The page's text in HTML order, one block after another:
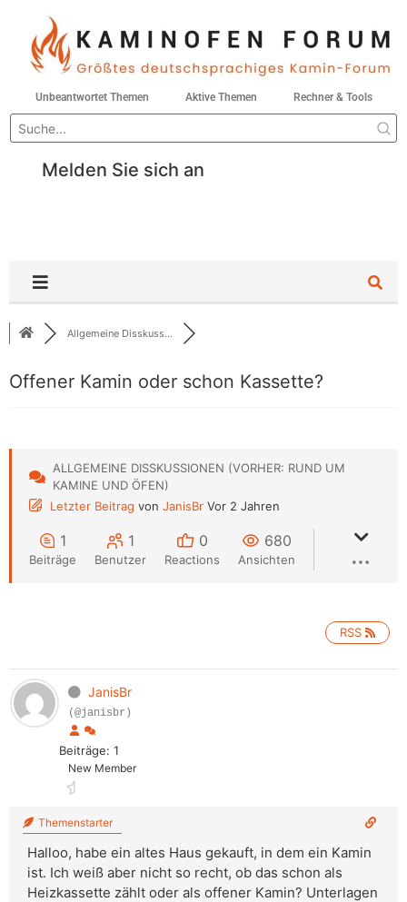
Unbeantwortet Themen Aktive Themen Rechner & Tools
Melden Sie sich an
Allgemeine Disskuss...
Offener Kamin oder schon Kassette?
ALLGEMEINE DISSKUSSIONEN (VORHER: RUND UM
KAMINE UND ÖFEN)
Letzter Beitrag von JanisBr Vor 2 Jahren
1
Beiträge
1
Benutzer
0
Reactions
680
Ansichten
RSS
JanisBr
(@janisbr)
Beiträge: 1
New Member
Themenstarter
Halloo, habe ein altes Haus gekauft, in dem ein Kamin
ist. Ich weiß aber nicht so recht, ob das schon als
Heizkassette zählt oder als offener Kamin? Unterlagen